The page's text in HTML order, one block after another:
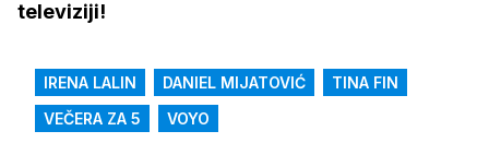
televiziji!
IRENA LALIN DANIEL MIJATOVIĆ
TINA FIN
VEČERA ZA 5
VOYO